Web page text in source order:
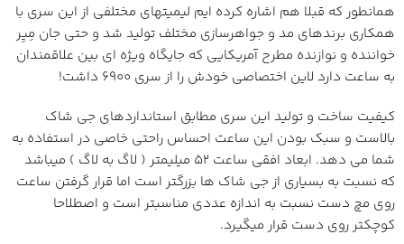
همانطور که قبلا هم اشاره کرده ایم لیمیتهای مختلفی از این سری با
همکاری برندهای مد و جواهرسازی مختلف تولید شد و حتی جان مِیِر
خواننده و نوازنده مطرح آمریکایی که جایگاه ویژه ای بین علاقمندان
به ساعت دارد لاین اختصاصی خودش را از سری 6900 داشت!
کیفیت ساخت و تولید این سری مطابق استانداردهای جی شاک
بالاست و سبک بودن این ساعت احساس راحتی خاصی در استفاده به
شما می دهد. ابعاد افقی ساعت 52 میلیمتر ( لاگ به لاگ ) میباشد
که نسبت به بسیاری از جی شاک ها بزرگتر است اما قرار گرفتن ساعت
روی مچ دست نسبت به اندازه عددی مناسبتر است و اصطلاحا
کوچکتر روی دست قرار میگیرد.